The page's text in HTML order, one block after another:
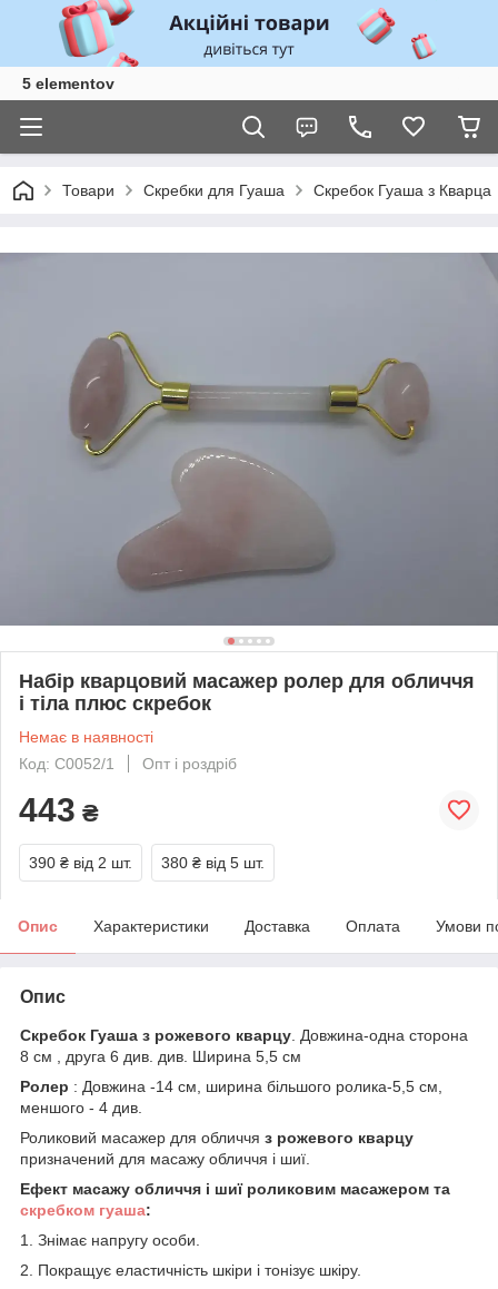
5 elementov
Товари Скребки для Гуаша Скребок Гуаша з Кварца
Набір кварцовий масажер ролер для обличчя
і тіла плюс скребок
Немає в наявності
Код: С0052/1
Опт і роздріб
443 ₴
390 ₴ від 2 шт. 380 ₴ від 5 шт.
Опис Характеристики Доставка Оплата Умови
Опис
Скребок Гуаша з рожевого кварцу . Довжина-одна сторона
8 см , друга 6 див. див. Ширина 5,5 см
Ролер : Довжина -14 см, ширина більшого ролика-5,5 см,
меншого - 4 див.
Роликовий масажер для обличчя з рожевого кварцу
призначений для масажу обличчя і шиї.
Ефект масажу обличчя і шиї роликовим масажером та
скребком гуаша:
1. Знімає напругу особи.
2. Покращує еластичність шкіри і тонізує шкіру.